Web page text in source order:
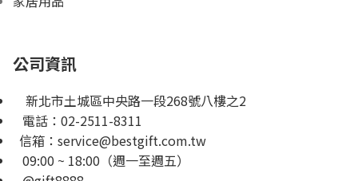
公司資訊
新北市土城區中央路一段268號八樓之2
電話： 02-2511-8311
信箱： service@bestgift.com.tw
09:00 ~ 18:00（週一至週五）